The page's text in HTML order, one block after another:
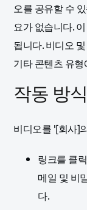
오를 공유할 수
요가 없습니다.
됩니다. 비디오
기타 콘텐츠 유
작동 방식
비디오를 '[회사]
링크를 클
메일 및 비
다.